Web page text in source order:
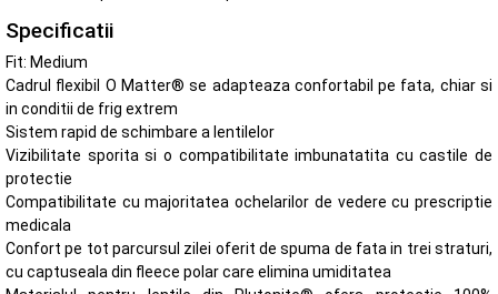
Specificatii
Fit: Medium
Cadrul flexibil O Matter® se adapteaza confortabil pe fata, chiar si
in conditii de frig extrem
Sistem rapid de schimbare a lentilelor
Vizibilitate sporita si o compatibilitate imbunatatita cu castile de
protectie
Compatibilitate cu majoritatea ochelarilor de vedere cu prescriptie
medicala
Confort pe tot parcursul zilei oferit de spuma de fata in trei straturi,
cu captuseala din fleece polar care elimina umiditatea